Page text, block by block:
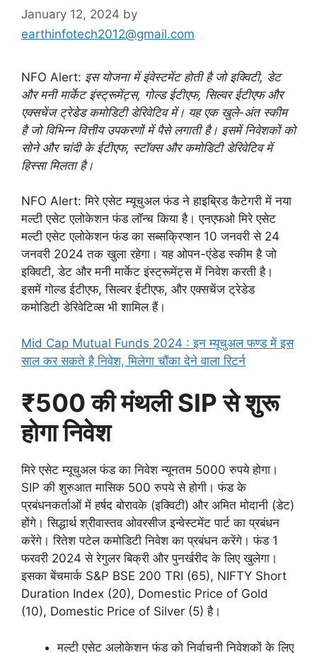
January 12, 2024 by
earthinfotech2012@gmail.com
NFO Alert: इस योजना में इंवेस्टमेंट होती है जो इक्विटी, डेट
और मनी मार्केट इंस्ट्रूमेंट्स, गोल्ड ईटीएफ, सिल्वर ईटीएफ और
एक्सचेंज ट्रेडेड कमोडिटी डेरिवेटिव में। यह एक खुले-अंत स्कीम
है जो विभिन्न वित्तीय उपकरणों में पैसे लगाती है। इसमें निवेशकों को
सोने और चांदी के ईटीएफ, स्टॉक्स और कमोडिटी डेरिवेटिव में
हिस्सा मिलता है।
NFO Alert: मिरे एसेट म्यूचुअल फंड ने हाइब्रिड कैटेगरी में नया
मल्‍टी एसेट एलोकेशन फंड लॉन्‍च किया है। एनएफओ मिरे एसेट
मल्टी एसेट एलोकेशन फंड का सब्‍सक्रिप्‍शन 10 जनवरी से 24
जनवरी 2024 तक खुला रहेगा। यह ओपन-एंडेड स्कीम है जो
इक्विटी, डेट और मनी मार्केट इंस्ट्रूमेंट्स में निवेश करती है।
इसमें गोल्ड ईटीएफ, सिल्वर ईटीएफ, और एक्सचेंज ट्रेडेड
कमोडिटी डेरिवेटिव्स भी शामिल हैं।
Mid Cap Mutual Funds 2024 : इन म्यूचुअल फण्ड में इस
साल कर सकते है निवेश, मिलेगा चौंका देने वाला रिटर्न
₹500 की मंथली SIP से शुरू
होगा निवेश
मिरे एसेट म्यूचुअल फंड का निवेश न्यूनतम 5000 रुपये होगा।
SIP की शुरुआत मासिक 500 रुपये से होगी। फंड के
प्रबंधनकर्ताओं में हर्षद बोरावके (इक्विटी) और अमित मोदानी (डेट)
होंगे। सिद्धार्थ श्रीवास्तव ओवरसीज इन्वेस्टमेंट पार्ट का प्रबंधन
करेंगे। रितेश पटेल कमोडिटी निवेश का प्रबंधन करेंगे। फंड 1
फरवरी 2024 से रेगुलर बिक्री और पुनर्खरीद के लिए खुलेगा।
इसका बेंचमार्क S&P BSE 200 TRI (65), NIFTY Short
Duration Index (20), Domestic Price of Gold
(10), Domestic Price of Silver (5) है।
मल्टी एसेट अलोकेशन फंड को निर्वाचनी निवेशकों के लिए